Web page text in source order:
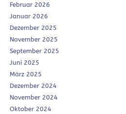
Februar 2026
Januar 2026
Dezember 2025
November 2025
September 2025
Juni 2025
März 2025
Dezember 2024
November 2024
Oktober 2024